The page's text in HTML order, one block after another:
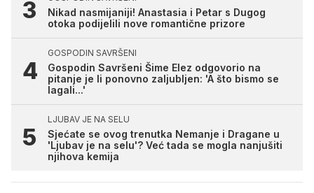
Nikad nasmijaniji! Anastasia i Petar s Dugog
otoka podijelili nove romantične prizore
GOSPODIN SAVRŠENI
Gospodin Savršeni Šime Elez odgovorio na
pitanje je li ponovno zaljubljen: 'A što bismo se
lagali...'
LJUBAV JE NA SELU
Sjećate se ovog trenutka Nemanje i Dragane u
'Ljubav je na selu'? Već tada se mogla nanjušiti
njihova kemija